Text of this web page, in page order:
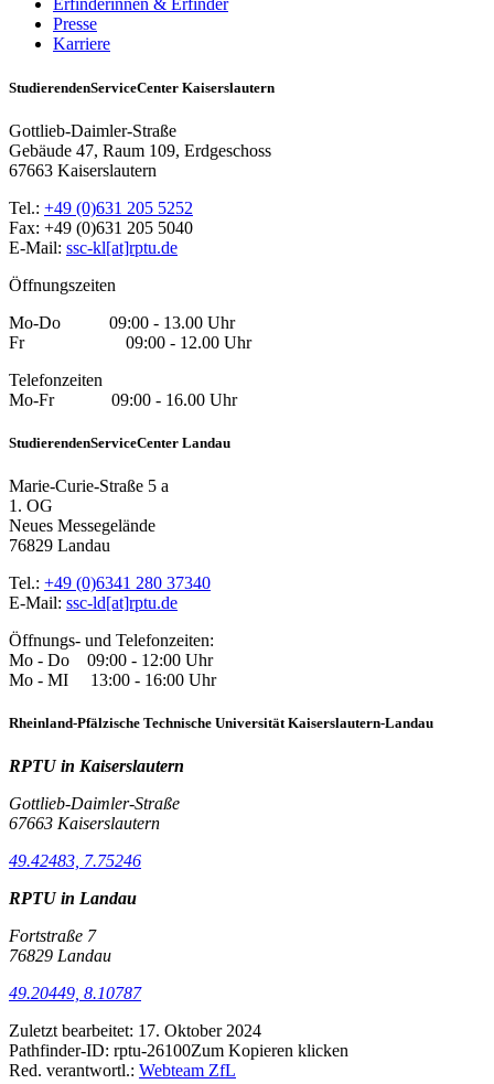
Erfinderinnen & Erfinder
Presse
Karriere
StudierendenServiceCenter Kaiserslautern
Gottlieb-Daimler-Straße
Gebäude 47, Raum 109, Erdgeschoss
67663 Kaiserslautern
Tel.: +49 (0)631 205 5252
Fax: +49 (0)631 205 5040
E-Mail: ssc-kl[at]rptu.de
Öffnungszeiten
Mo-Do 09:00 - 13.00 Uhr
Fr 09:00 - 12.00 Uhr
Telefonzeiten
Mo-Fr 09:00 - 16.00 Uhr
StudierendenServiceCenter Landau
Marie-Curie-Straße 5 a
1. OG
Neues Messegelände
76829 Landau
Tel.: +49 (0)6341 280 37340
E-Mail: ssc-ld[at]rptu.de
Öffnungs- und Telefonzeiten:
Mo - Do 09:00 - 12:00 Uhr
Mo - MI 13:00 - 16:00 Uhr
Rheinland-Pfälzische Technische Universität Kaiserslautern-Landau
RPTU in Kaiserslautern
Gottlieb-Daimler-Straße
67663 Kaiserslautern
49.42483, 7.75246
RPTU in Landau
Fortstraße 7
76829 Landau
49.20449, 8.10787
Zuletzt bearbeitet: 17. Oktober 2024
Pathfinder-ID: rptu-26100Zum Kopieren klicken
Red. verantwortl.: Webteam ZfL